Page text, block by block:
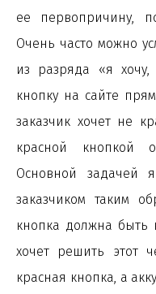
ее первопричину,
Очень часто можно
из разряда «я
кнопку на сайте
заказчик хочет не
красной кнопкой
Основной задачей
заказчиком таким
кнопка должна быть
хочет решить этот
красная кнопка, а